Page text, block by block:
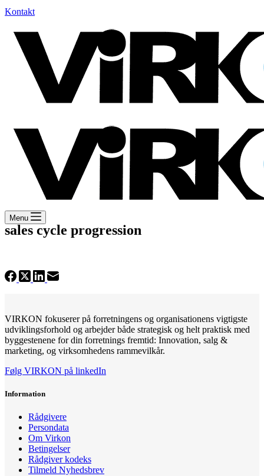
Kontakt
Menu
sales cycle progression
VIRKON fokuserer på forretningens og organisationens vigtigste
udviklingsforhold og arbejder både strategisk og helt praktisk med
byggestenene for din forretnings fremtid: Innovation, salg &
marketing, og virksomhedens rammevilkår.
Følg VIRKON på linkedIn
Information
Rådgivere
Persondata
Om Virkon
Betingelser
Rådgiver kodeks
Tilmeld Nyhedsbrev